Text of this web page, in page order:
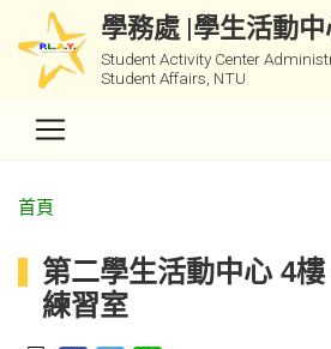
學務處 |學生活動中
Student Activity Center
Student Affairs, NTU
首頁
第二學生活動中心 4
練習室